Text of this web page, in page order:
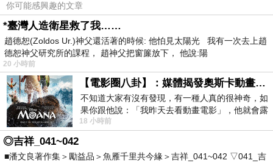
你可能感興趣的文章
*臺灣人造衛星救了我……
趙德恕(Zoldos Ur.)神父還活著的時候: 他怕見太陽光 我有一次去上趙
德恕神父研究所的課程， 趙神父把窗簾放下， 他說:陽
20 小時前
【電影圈八卦】：媒體揭發奧斯卡動畫項目投票醜聞！好萊塢為什麼看不起動畫電影？
不知道大家有沒有發現，有一種人真的很神奇，如
果你跟他說：「我昨天去看動畫電影」，他就會露
出一種慈祥的微笑，然後問你是不是陪小
18 小時前
◎吉祥_041~042
■潘文良著作集＞勵益品＞魚雁千里共今緣＞吉祥_041~042 ▽041_吉